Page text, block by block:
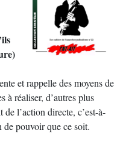
et rappelle des moyens de
à réaliser, d’autres plus
l’action directe, c’est-à-
de pouvoir que ce soit.